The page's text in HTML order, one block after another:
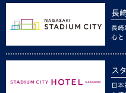
長
長崎
心と
ス
日